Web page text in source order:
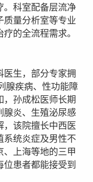
。科室配备层流净
质量分析室等专业
的全流程需求。
生，部分专家拥
腺疾病、性功能障
孙成松医师长期
腺炎、生殖泌尿感
，该院擅长中西医
系统炎症及男性不
、上海等地的三甲
患者都能接受到